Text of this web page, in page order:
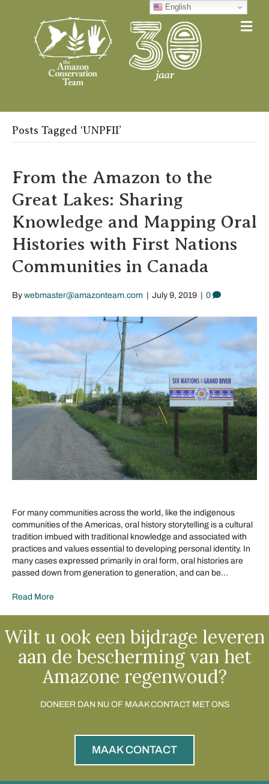
Posts Tagged ‘UNPFII’
From the Amazon to the
Great Lakes: Sharing
Knowledge and Mapping Oral
Histories with First Nations
Communities in Canada
By webmaster@amazonteam.com July 9, 2019 0
For many communities across the world, like the indigenous
communities of the Americas, oral history storytelling is a cultural
tradition imbued with traditional knowledge and associated with
practices and values essential to developing personal identity. In
many cases expressed primarily in oral form, oral histories are
passed down from generation to generation, and can be…
Read More
Wilt u ook een bijdrage leveren
aan de bescherming van het
Amazone regenwoud?
DONEER DAN NU OF MAAK CONTACT MET ONS
MAAK CONTACT
English